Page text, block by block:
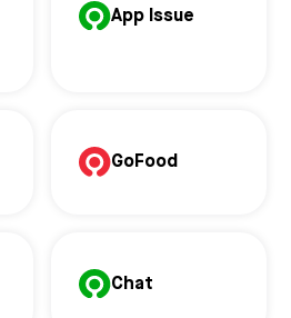
App Issue
GoFood
Chat